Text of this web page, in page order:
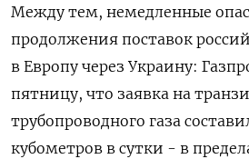
Между тем, немедленные
продолжения поставок
в Европу через Украину:
пятницу, что заявка на
трубопроводного газа
кубометров в сутки - в